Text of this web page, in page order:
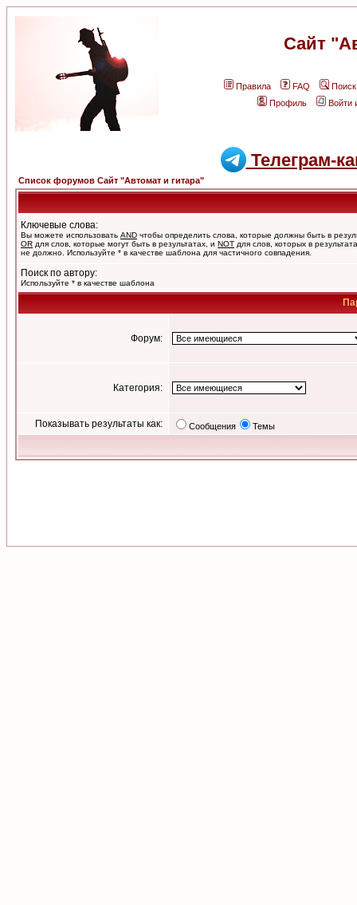
Сайт
Правила FAQ
Поиск
Профиль
Войти
Телеграм-
Список форумов Сайт "Автомат и гитара"
Ключевые слова:
Вы можете использовать AND чтобы определить слова, которые должны быть в
OR для слов, которые могут быть в результатах, и NOT для слов, которых в
не должно. Используйте * в качестве шаблона для частичного совпадения.
Поиск по автору:
Используйте * в качестве шаблона
Форум:
Категория:
Показывать результаты как: Сообщения Темы